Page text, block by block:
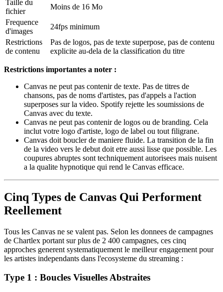
Taille du
fichier
Moins de 16 Mo
Frequence
d'images
24fps minimum
Restrictions
de contenu
Pas de logos, pas de texte superpose, pas de contenu
explicite au-dela de la classification du titre
Restrictions importantes a noter :
Canvas ne peut pas contenir de texte. Pas de titres de
chansons, pas de noms d'artistes, pas d'appels a l'action
superposes sur la video. Spotify rejette les soumissions de
Canvas avec du texte.
Canvas ne peut pas contenir de logos ou de branding. Cela
inclut votre logo d'artiste, logo de label ou tout filigrane.
Canvas doit boucler de maniere fluide. La transition de la fin
de la video vers le debut doit etre aussi lisse que possible. Les
coupures abruptes sont techniquement autorisees mais nuisent
a la qualite hypnotique qui rend le Canvas efficace.
Cinq Types de Canvas Qui Performent
Reellement
Tous les Canvas ne se valent pas. Selon les donnees de campagnes
de Chartlex portant sur plus de 2 400 campagnes, ces cinq
approches generent systematiquement le meilleur engagement pour
les artistes independants dans l'ecosysteme du streaming :
Type 1 : Boucles Visuelles Abstraites